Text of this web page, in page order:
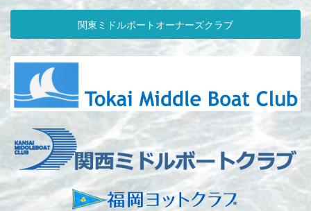
関東ミドルボートオーナーズクラブ